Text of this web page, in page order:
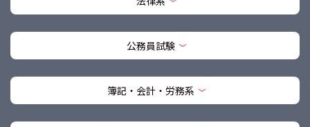
公務員試験
簿記・会計・労務系